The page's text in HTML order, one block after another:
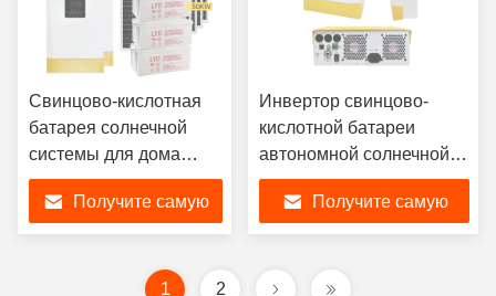
Свинцово-кислотная
батарея солнечной
системы для дома
мощностью 900 Вт
Получите самую
Инвертор свинцово-
кислотной батареи
автономной солнечной
системы мощностью 1,5–
100 кВтПолучите самую
1 2